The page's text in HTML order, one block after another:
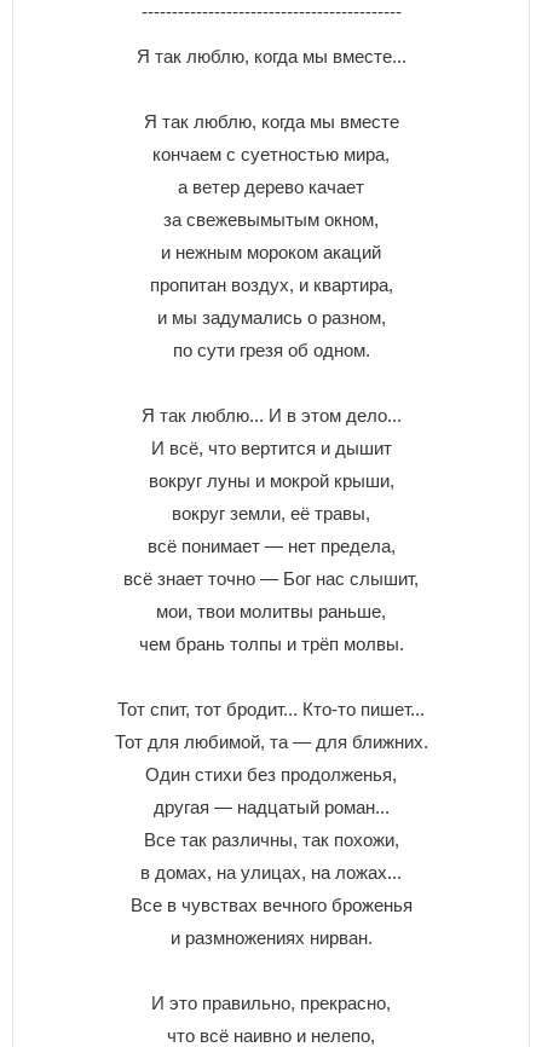
-------------------------------------------
Я так люблю, когда мы вместе...
Я так люблю, когда мы вместе
кончаем с суетностью мира,
а ветер дерево качает
за свежевымытым окном,
и нежным мороком акаций
пропитан воздух, и квартира,
и мы задумались о разном,
по сути грезя об одном.
Я так люблю... И в этом дело...
И всё, что вертится и дышит
вокруг луны и мокрой крыши,
вокруг земли, её травы,
всё понимает — нет предела,
всё знает точно — Бог нас слышит,
мои, твои молитвы раньше,
чем брань толпы и трёп молвы.
Тот спит, тот бродит... Кто-то пишет...
Тот для любимой, та — для ближних.
Один стихи без продолженья,
другая — надцатый роман...
Все так различны, так похожи,
в домах, на улицах, на ложах...
Все в чувствах вечного броженья
и размножениях нирван.
И это правильно, прекрасно,
что всё наивно и нелепо,